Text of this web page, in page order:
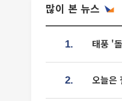
많이 본 뉴스
1. 태풍 '
2. 오늘은